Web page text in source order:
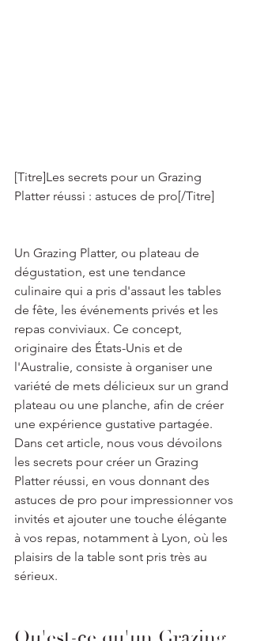
[Titre]Les secrets pour un Grazing
Platter réussi : astuces de pro[/Titre]
Un Grazing Platter, ou plateau de
dégustation, est une tendance
culinaire qui a pris d'assaut les tables
de fête, les événements privés et les
repas conviviaux. Ce concept,
originaire des États-Unis et de
l'Australie, consiste à organiser une
variété de mets délicieux sur un grand
plateau ou une planche, afin de créer
une expérience gustative partagée.
Dans cet article, nous vous dévoilons
les secrets pour créer un Grazing
Platter réussi, en vous donnant des
astuces de pro pour impressionner vos
invités et ajouter une touche élégante
à vos repas, notamment à Lyon, où les
plaisirs de la table sont pris très au
sérieux.